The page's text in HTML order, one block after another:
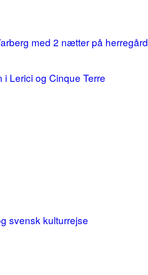
med 2 nætter på herregård
Lerici og Cinque Terre
svensk kulturrejse